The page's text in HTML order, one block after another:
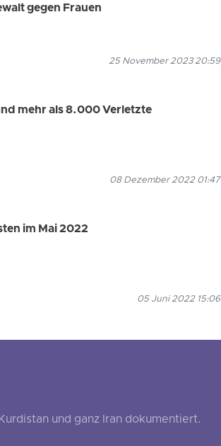
gegen Frauen
25 November 2023 20:59
mehr als 8.000 Verletzte
08 Dezember 2022 01:47
im Mai 2022
05 Juni 2022 15:06
und ganz Iran dokumentiert.